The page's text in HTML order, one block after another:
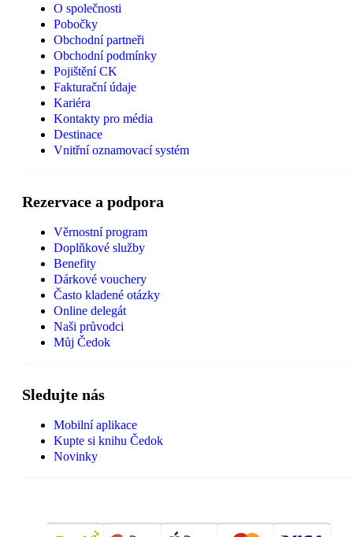
O společnosti
Pobočky
Obchodní partneři
Obchodní podmínky
Pojištění CK
Fakturační údaje
Kariéra
Kontakty pro média
Destinace
Vnitřní oznamovací systém
Rezervace a podpora
Věrnostní program
Doplňkové služby
Benefity
Dárkové vouchery
Často kladené otázky
Online delegát
Naši průvodci
Můj Čedok
Sledujte nás
Mobilní aplikace
Kupte si knihu Čedok
Novinky